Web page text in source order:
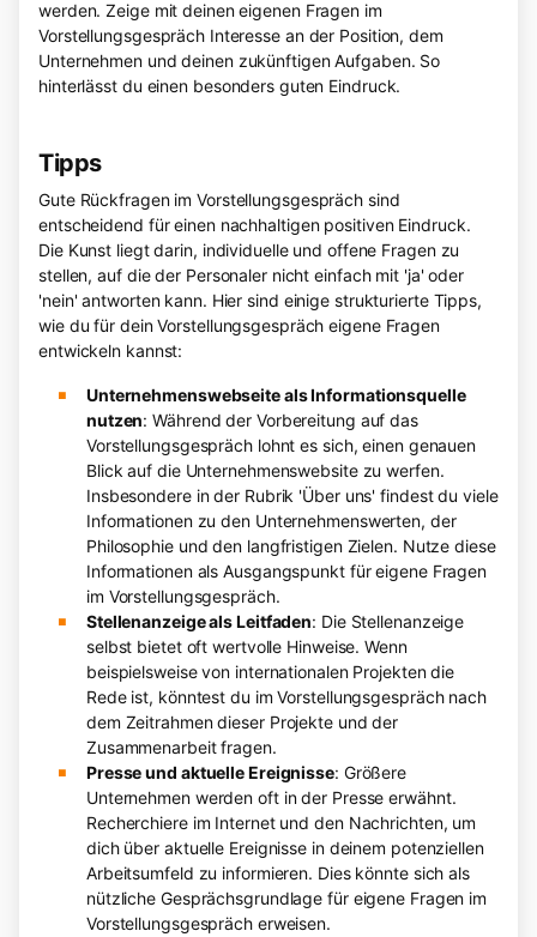
werden. Zeige mit deinen eigenen Fragen im
Vorstellungsgespräch Interesse an der Position, dem
Unternehmen und deinen zukünftigen Aufgaben. So
hinterlässt du einen besonders guten Eindruck.
Tipps
Gute Rückfragen im Vorstellungsgespräch sind
entscheidend für einen nachhaltigen positiven Eindruck.
Die Kunst liegt darin, individuelle und offene Fragen zu
stellen, auf die der Personaler nicht einfach mit 'ja' oder
'nein' antworten kann. Hier sind einige strukturierte Tipps,
wie du für dein Vorstellungsgespräch eigene Fragen
entwickeln kannst:
Unternehmenswebseite als Informationsquelle
nutzen: Während der Vorbereitung auf das
Vorstellungsgespräch lohnt es sich, einen genauen
Blick auf die Unternehmenswebsite zu werfen.
Insbesondere in der Rubrik 'Über uns' findest du viele
Informationen zu den Unternehmenswerten, der
Philosophie und den langfristigen Zielen. Nutze diese
Informationen als Ausgangspunkt für eigene Fragen
im Vorstellungsgespräch.
Stellenanzeige als Leitfaden: Die Stellenanzeige
selbst bietet oft wertvolle Hinweise. Wenn
beispielsweise von internationalen Projekten die
Rede ist, könntest du im Vorstellungsgespräch nach
dem Zeitrahmen dieser Projekte und der
Zusammenarbeit fragen.
Presse und aktuelle Ereignisse: Größere
Unternehmen werden oft in der Presse erwähnt.
Recherchiere im Internet und den Nachrichten, um
dich über aktuelle Ereignisse in deinem potenziellen
Arbeitsumfeld zu informieren. Dies könnte sich als
nützliche Gesprächsgrundlage für eigene Fragen im
Vorstellungsgespräch erweisen.